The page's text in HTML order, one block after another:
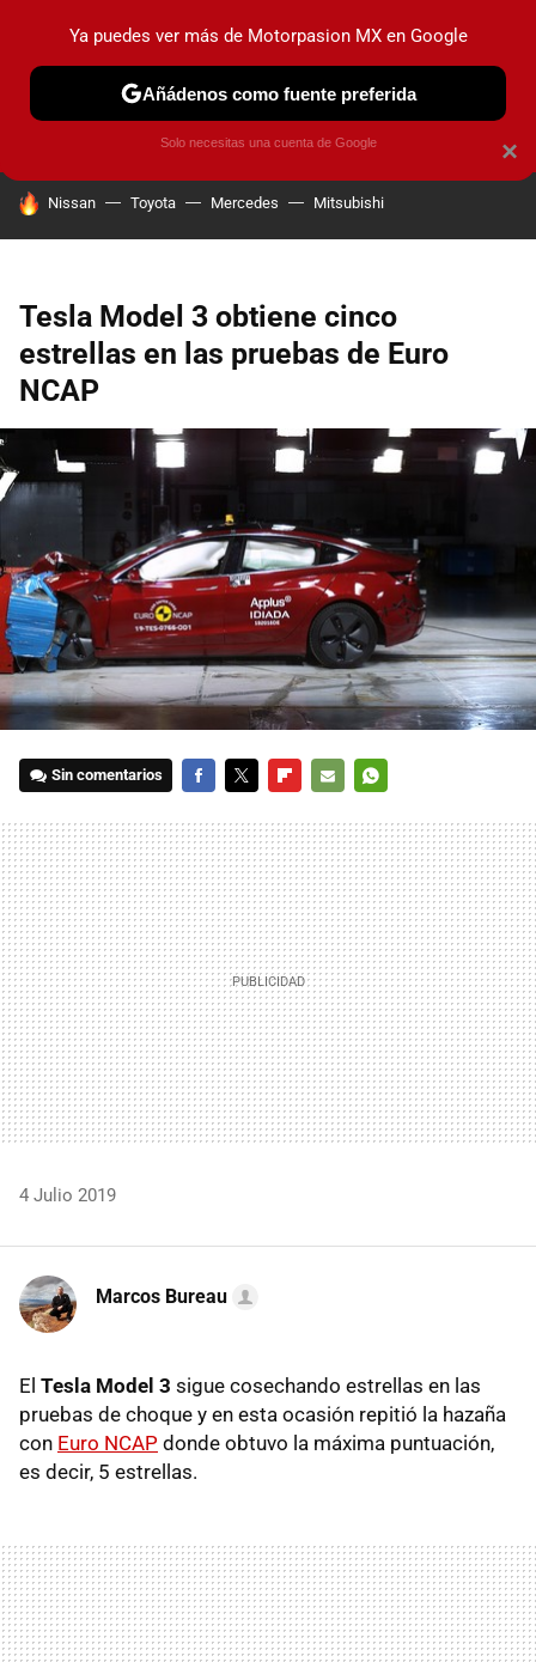
PRUEBAS INDUSTRIA HOY NO CIRCULA
HOY SE HABLA DE
Nissan Toyota Mercedes Mitsubishi
Tesla Model 3 obtiene cinco
estrellas en las pruebas de Euro
NCAP
Sin comentarios
MAIL
4 Julio 2019
Marcos Bureau
El Tesla Model 3 sigue cosechando estrellas en las
pruebas de choque y en esta ocasión repitió la hazaña
con Euro NCAP donde obtuvo la máxima puntuación,
es decir, 5 estrellas.
×
Ya puedes ver más de Motorpasion MX en Google
Añádenos como fuente preferida
Solo necesitas una cuenta de Google